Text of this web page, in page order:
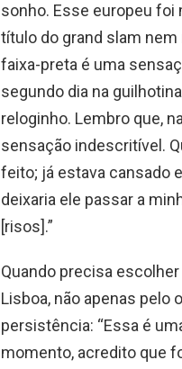
sonho. Esse europeu foi
título do grand slam
faixa-preta é uma
segundo dia na
reloginho. Lembro que,
sensação indescritível.
feito; já estava cansado
deixaria ele passar a
[risos].”
Quando precisa
Lisboa, não apenas pelo
persistência: “Essa é
momento, acredito que